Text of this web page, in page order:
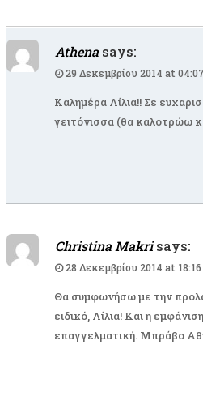
Athena says:
29 Δεκεμβρίου 2014 at 04:07
Καλημέρα Λίλια!! Σε
γειτόνισσα (θα καλοτρώω
Christina Makri says:
28 Δεκεμβρίου 2014 at 18:16
Θα συμφωνήσω με την
ειδικό, Λίλια! Και η
επαγγελματική. Μπράβο